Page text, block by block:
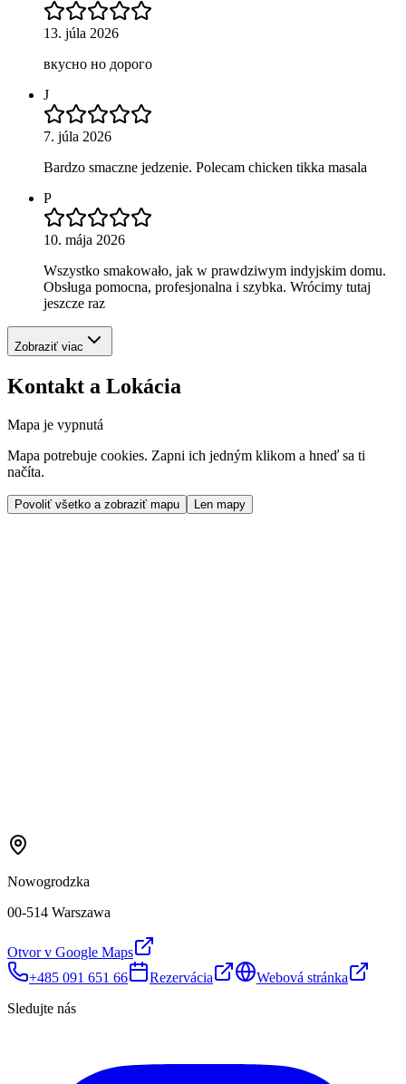
13. júla 2026
вкусно но дорого
J
7. júla 2026
Bardzo smaczne jedzenie. Polecam chicken tikka masala
P
10. mája 2026
Wszystko smakowało, jak w prawdziwym indyjskim domu.
Obsługa pomocna, profesjonalna i szybka. Wrócimy tutaj
jeszcze raz
Zobraziť viac
Kontakt a Lokácia
Mapa je vypnutá
Mapa potrebuje cookies. Zapni ich jedným klikom a hneď sa ti
načíta.
Povoliť všetko a zobraziť mapu Len mapy
Nowogrodzka
00-514 Warszawa
Otvor v Google Maps
+485 091 651 66
Rezervácia
Webová stránka
Sledujte nás